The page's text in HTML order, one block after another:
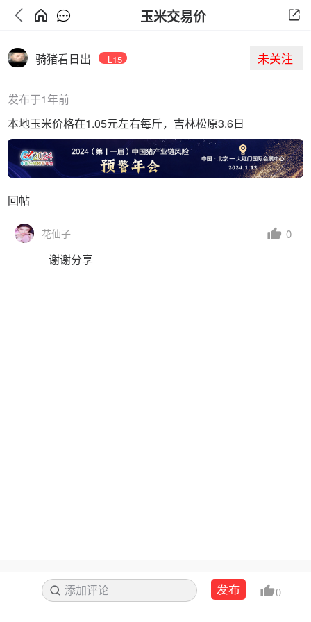
玉米交易价
骑猪看日出 L15 未关注
发布于1年前
本地玉米价格在1.05元左右每斤，吉林松原3.6日
回帖
花仙子 0
谢谢分享
添加评论 搜索发布 0